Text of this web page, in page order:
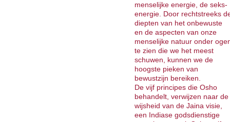
menselijke energie, de seks-
energie. Door rechtstreeks
diepten van het onbewuste
en de aspecten van onze
menselijke natuur onder
te zien die we het meest
schuwen, kunnen we de
hoogste pieken van
bewustzijn bereiken.
De vijf principes die Osho
behandelt, verwijzen naar de
wijsheid van de Jaina visie,
een Indiase godsdienstige